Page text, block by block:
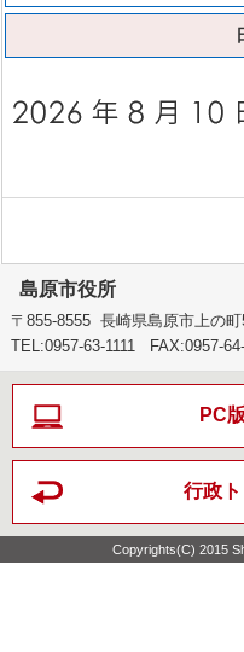
島原市役所
〒855-8555 長崎県島原市上の
TEL:0957-63-1111 FAX:0957-
PC
行政
Copyrights(C) 2015